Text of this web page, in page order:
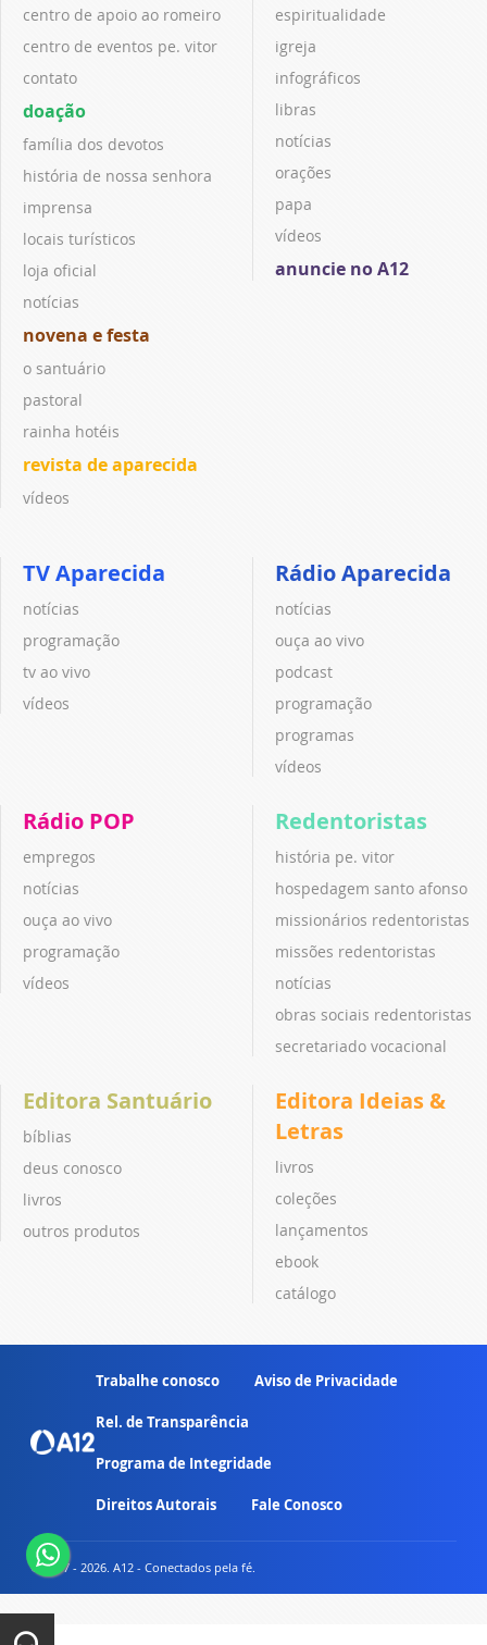
centro de apoio ao romeiro
centro de eventos pe. vitor
contato
doação
família dos devotos
história de nossa senhora
imprensa
locais turísticos
loja oficial
notícias
novena e festa
o santuário
pastoral
rainha hotéis
revista de aparecida
vídeos
espiritualidade
igreja
infográficos
libras
notícias
orações
papa
vídeos
anuncie no A12
TV Aparecida
notícias
programação
tv ao vivo
vídeos
Rádio Aparecida
notícias
ouça ao vivo
podcast
programação
programas
vídeos
Rádio POP
empregos
notícias
ouça ao vivo
programação
vídeos
Redentoristas
história pe. vitor
hospedagem santo afonso
missionários redentoristas
missões redentoristas
notícias
obras sociais redentoristas
secretariado vocacional
Editora Santuário
bíblias
deus conosco
livros
outros produtos
Editora Ideias &
Letras
livros
coleções
lançamentos
ebook
catálogo
Trabalhe conosco Aviso de Privacidade
Rel. de Transparência
Programa de Integridade
Direitos Autorais Fale Conosco
© 2007 - 2026. A12 - Conectados pela fé.